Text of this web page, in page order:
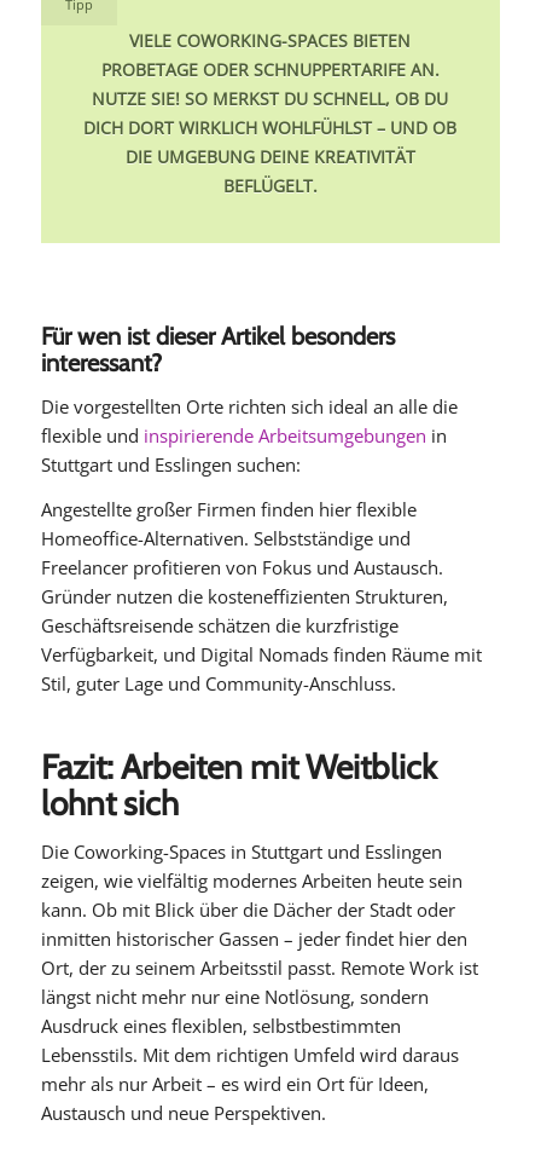
Tipp
VIELE COWORKING-SPACES BIETEN
PROBETAGE ODER SCHNUPPERTARIFE AN.
NUTZE SIE! SO MERKST DU SCHNELL, OB DU
DICH DORT WIRKLICH WOHLFÜHLST – UND OB
DIE UMGEBUNG DEINE KREATIVITÄT
BEFLÜGELT.
Für wen ist dieser Artikel besonders
interessant?
Die vorgestellten Orte richten sich ideal an alle die
flexible und inspirierende Arbeitsumgebungen in
Stuttgart und Esslingen suchen:
Angestellte großer Firmen finden hier flexible
Homeoffice-Alternativen. Selbstständige und
Freelancer profitieren von Fokus und Austausch.
Gründer nutzen die kosteneffizienten Strukturen,
Geschäftsreisende schätzen die kurzfristige
Verfügbarkeit, und Digital Nomads finden Räume mit
Stil, guter Lage und Community-Anschluss.
Fazit: Arbeiten mit Weitblick
lohnt sich
Die Coworking-Spaces in Stuttgart und Esslingen
zeigen, wie vielfältig modernes Arbeiten heute sein
kann. Ob mit Blick über die Dächer der Stadt oder
inmitten historischer Gassen – jeder findet hier den
Ort, der zu seinem Arbeitsstil passt. Remote Work ist
längst nicht mehr nur eine Notlösung, sondern
Ausdruck eines flexiblen, selbstbestimmten
Lebensstils. Mit dem richtigen Umfeld wird daraus
mehr als nur Arbeit – es wird ein Ort für Ideen,
Austausch und neue Perspektiven.